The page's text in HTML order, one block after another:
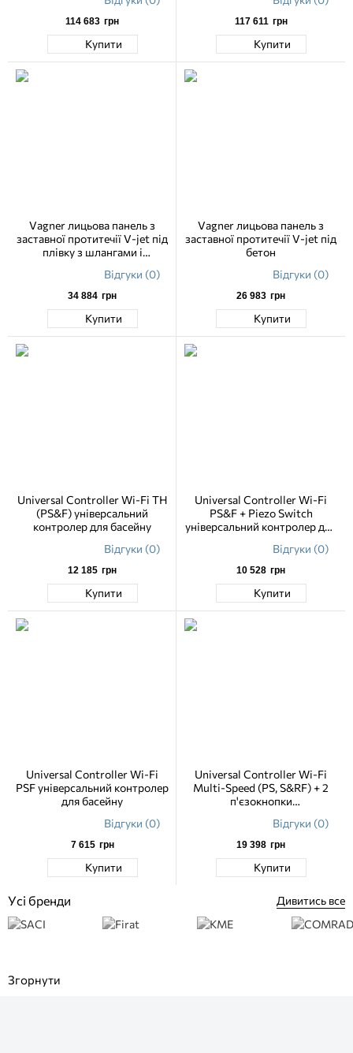
114 683 грн
Купити
117 611 грн
Купити
Vagner лицьова панель з
заставної протитечії V-jet під
плівку з шлангами і
Відгуки (0)
34 884 грн
Купити
Vagner лицьова панель з
заставної протитечії V-jet під
бетон
Відгуки (0)
26 983 грн
Купити
Universal Controller Wi-Fi TH
(PS&F) універсальний
контролер для басейну
Відгуки (0)
12 185 грн
Купити
Universal Controller Wi-Fi
PS&F + Piezo Switch
універсальний контролер для
Відгуки (0)
10 528 грн
Купити
Universal Controller Wi-Fi
PSF універсальний контролер
для басейну
Відгуки (0)
7 615 грн
Купити
Universal Controller Wi-Fi
Multi-Speed ​​(PS, S&RF) + 2
п'єзокнопки
для басейнуВідгуки (0)
19 398 грн
Купити
Усі бренди Дивитись все